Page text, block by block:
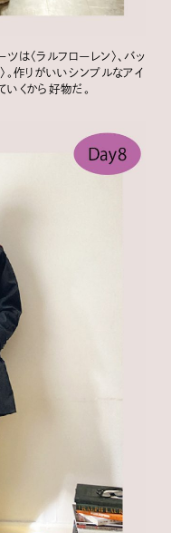
は〈ラルフローレン〉、バッ
作りがいいシンプルなアイ
くから好物だ。